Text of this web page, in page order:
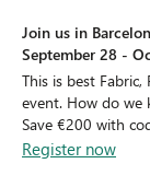
Join us in
September 28 -
This is best
event. How do we
Save €200 with
Register now